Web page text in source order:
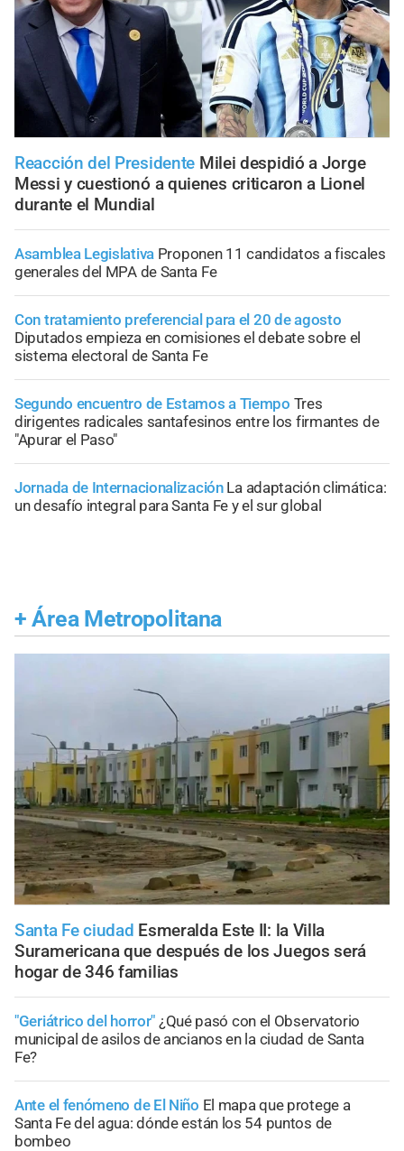
Reacción del Presidente Milei despidió a Jorge
Messi y cuestionó a quienes criticaron a Lionel
durante el Mundial
Asamblea Legislativa Proponen 11 candidatos a fiscales
generales del MPA de Santa Fe
Con tratamiento preferencial para el 20 de agosto
Diputados empieza en comisiones el debate sobre el
sistema electoral de Santa Fe
Segundo encuentro de Estamos a Tiempo Tres
dirigentes radicales santafesinos entre los firmantes de
"Apurar el Paso"
Jornada de Internacionalización La adaptación climática:
un desafío integral para Santa Fe y el sur global
+ Área Metropolitana
Santa Fe ciudad Esmeralda Este II: la Villa
Suramericana que después de los Juegos será
hogar de 346 familias
"Geriátrico del horror" ¿Qué pasó con el Observatorio
municipal de asilos de ancianos en la ciudad de Santa
Fe?
Ante el fenómeno de El Niño El mapa que protege a
Santa Fe del agua: dónde están los 54 puntos de
bombeo